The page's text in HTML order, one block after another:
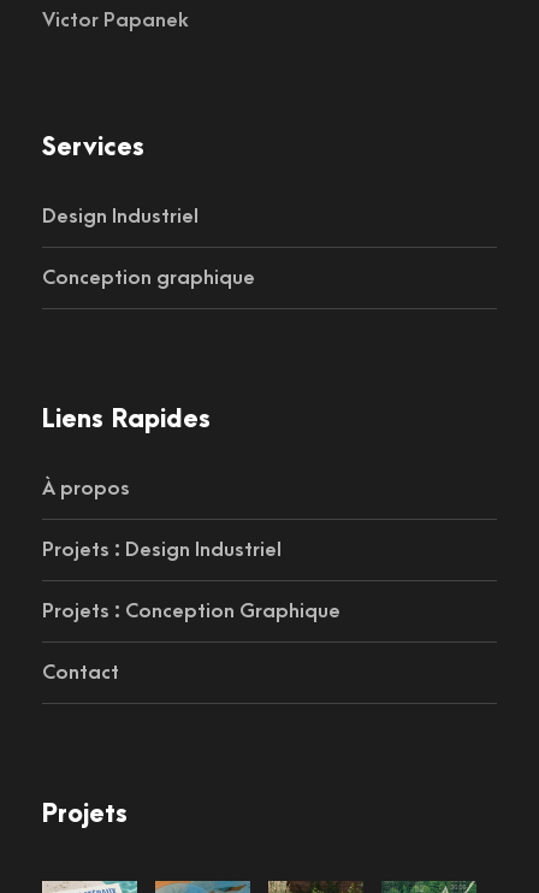
Victor Papanek
Services
Design Industriel
Conception graphique
Liens Rapides
À propos
Projets : Design Industriel
Projets : Conception Graphique
Contact
Projets